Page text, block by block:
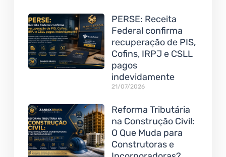
PERSE: Receita
Federal confirma
recuperação de PIS,
Cofins, IRPJ e CSLL
pagos
indevidamente
21/07/2026
Reforma Tributária
na Construção Civil:
O Que Muda para
Construtoras e